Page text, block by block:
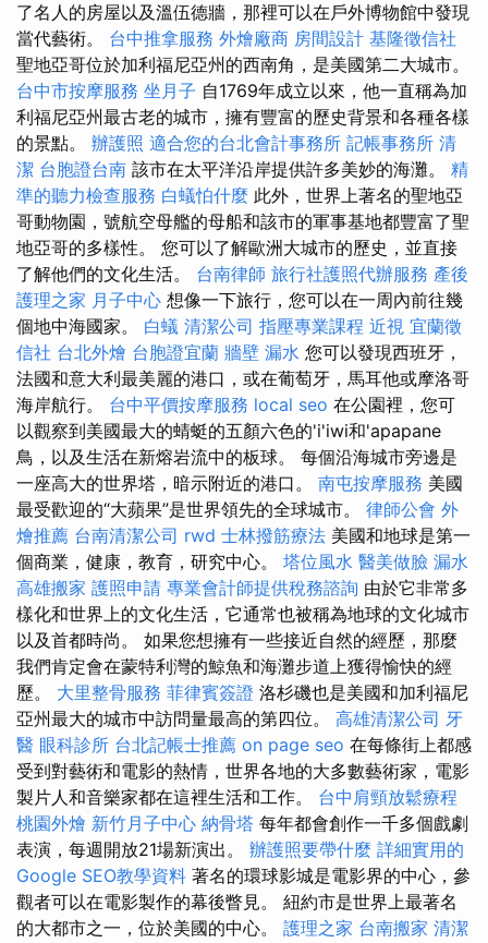
了名人的房屋以及溫伍德牆，那裡可以在戶外博物館中發現
當代藝術。 台中推拿服務 外燴廠商 房間設計 基隆徵信社
聖地亞哥位於加利福尼亞州的西南角，是美國第二大城市。
台中市按摩服務 坐月子 自1769年成立以來，他一直稱為加
利福尼亞州最古老的城市，擁有豐富的歷史背景和各種各樣
的景點。 辦護照 適合您的台北會計事務所 記帳事務所 清
潔 台胞證台南 該市在太平洋沿岸提供許多美妙的海灘。 精
準的聽力檢查服務 白蟻怕什麼 此外，世界上著名的聖地亞
哥動物園，號航空母艦的母船和該市的軍事基地都豐富了聖
地亞哥的多樣性。 您可以了解歐洲大城市的歷史，並直接
了解他們的文化生活。 台南律師 旅行社護照代辦服務 產後
護理之家 月子中心 想像一下旅行，您可以在一周內前往幾
個地中海國家。 白蟻 清潔公司 指壓專業課程 近視 宜蘭徵
信社 台北外燴 台胞證宜蘭 牆壁 漏水 您可以發現西班牙，
法國和意大利最美麗的港口，或在葡萄牙，馬耳他或摩洛哥
海岸航行。 台中平價按摩服務 local seo 在公園裡，您可
以觀察到美國最大的蜻蜓的五顏六色的'i'iwi和'apapane
鳥，以及生活在新熔岩流中的板球。 每個沿海城市旁邊是
一座高大的世界塔，暗示附近的港口。 南屯按摩服務 美國
最受歡迎的“大蘋果”是世界領先的全球城市。 律師公會 外
燴推薦 台南清潔公司 rwd 士林撥筋療法 美國和地球是第一
個商業，健康，教育，研究中心。 塔位風水 醫美做臉 漏水
高雄搬家 護照申請 專業會計師提供稅務諮詢 由於它非常多
樣化和世界上的文化生活，它通常也被稱為地球的文化城市
以及首都時尚。 如果您想擁有一些接近自然的經歷，那麼
我們肯定會在蒙特利灣的鯨魚和海灘步道上獲得愉快的經
歷。 大里整骨服務 菲律賓簽證 洛杉磯也是美國和加利福尼
亞州最大的城市中訪問量最高的第四位。 高雄清潔公司 牙
醫 眼科診所 台北記帳士推薦 on page seo 在每條街上都感
受到對藝術和電影的熱情，世界各地的大多數藝術家，電影
製片人和音樂家都在這裡生活和工作。 台中肩頸放鬆療程
桃園外燴 新竹月子中心 納骨塔 每年都會創作一千多個戲劇
表演，每週開放21場新演出。 辦護照要帶什麼 詳細實用的
Google SEO教學資料 著名的環球影城是電影界的中心，參
觀者可以在電影製作的幕後瞥見。 紐約市是世界上最著名
的大都市之一，位於美國的中心。 護理之家 台南搬家 清潔